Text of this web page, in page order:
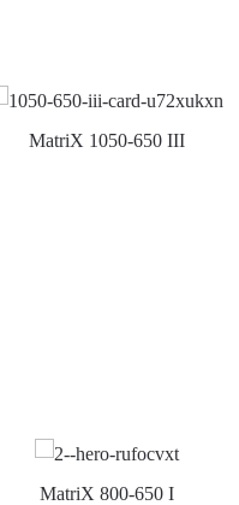
MatriX 1050-650 III
MatriX 800-650 I